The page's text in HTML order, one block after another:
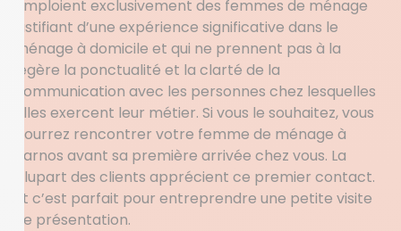
emploient exclusivement des femmes de ménage
justifiant d’une expérience significative dans le
ménage à domicile et qui ne prennent pas à la
légère la ponctualité et la clarté de la
communication avec les personnes chez lesquelles
elles exercent leur métier. Si vous le souhaitez, vous
pourrez rencontrer votre femme de ménage à
Tarnos avant sa première arrivée chez vous. La
plupart des clients apprécient ce premier contact.
Et c’est parfait pour entreprendre une petite visite
de présentation.